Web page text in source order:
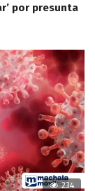
por presunta
234